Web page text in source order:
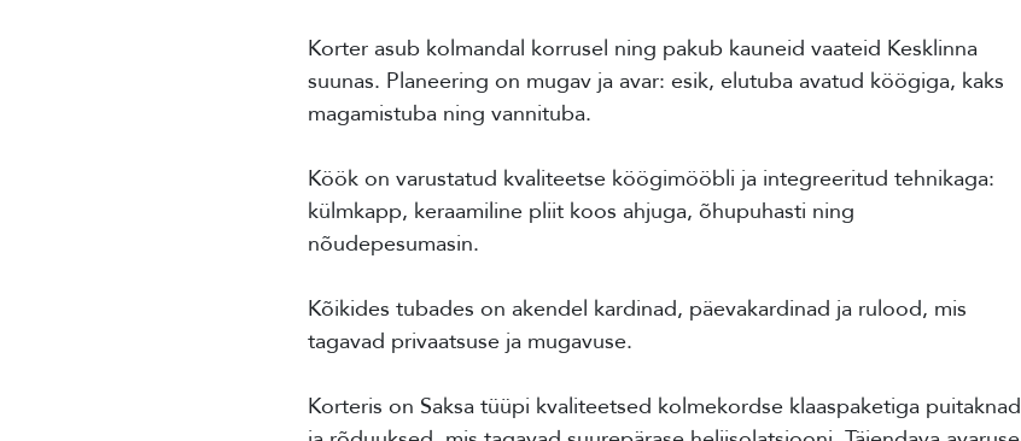
Korter asub kolmandal korrusel ning pakub kauneid vaateid Kesklinna
suunas. Planeering on mugav ja avar: esik, elutuba avatud köögiga, kaks
magamistuba ning vannituba.
Köök on varustatud kvaliteetse köögimööbli ja integreeritud tehnikaga:
külmkapp, keraamiline pliit koos ahjuga, õhupuhasti ning
nõudepesumasin.
Kõikides tubades on akendel kardinad, päevakardinad ja rulood, mis
tagavad privaatsuse ja mugavuse.
Korteris on Saksa tüüpi kvaliteetsed kolmekordse klaaspaketiga puitaknad